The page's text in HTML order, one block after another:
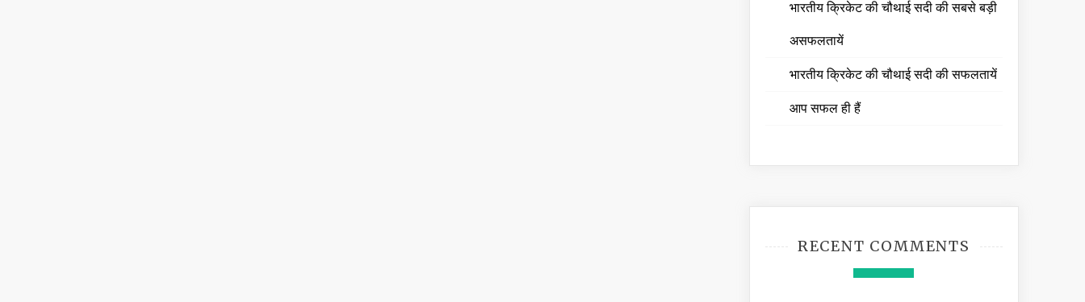
भारतीय क्रिकेट की चौथाई सदी की सबसे बड़ी
असफलतायें
भारतीय क्रिकेट की चौथाई सदी की सफलतायें
आप सफल ही हैं
RECENT COMMENTS